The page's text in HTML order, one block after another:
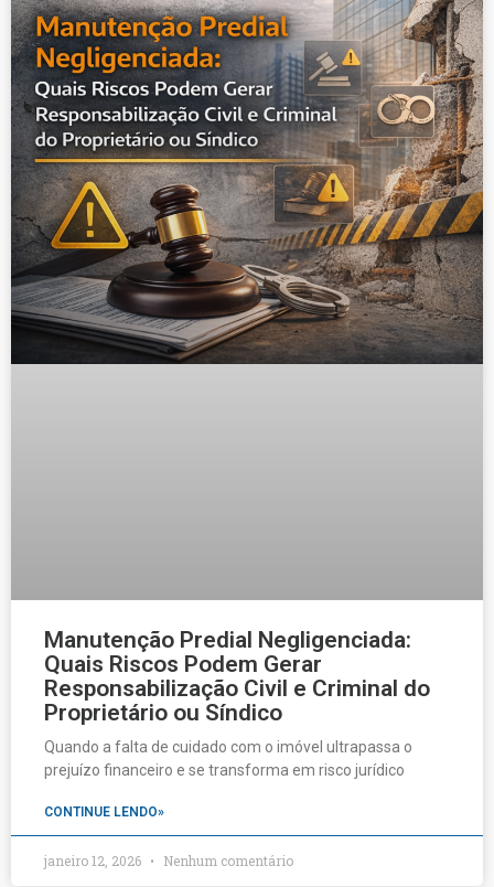
Manutenção Predial Negligenciada:
Quais Riscos Podem Gerar
Responsabilização Civil e Criminal do
Proprietário ou Síndico
Quando a falta de cuidado com o imóvel ultrapassa o
prejuízo financeiro e se transforma em risco jurídico
CONTINUE LENDO»
janeiro 12, 2026 Nenhum comentário